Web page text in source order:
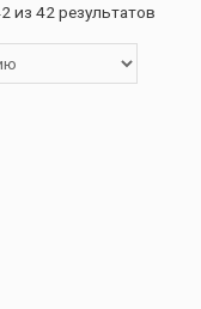
из 42 результатов